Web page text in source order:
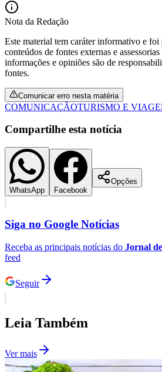
Flamengo
Nota da Redação
Este material tem caráter informativo e
conteúdos de fontes externas e
informações e opiniões são de
fontes.
Comunicar erro nesta matéria
COMUNICAÇÃOTURISMO E
Compartilhe esta notícia
WhatsApp Facebook
Opções
Siga no Google Notícias
Receba as principais notícias do Jornal
feed
Seguir
Leia Também
Ver mais